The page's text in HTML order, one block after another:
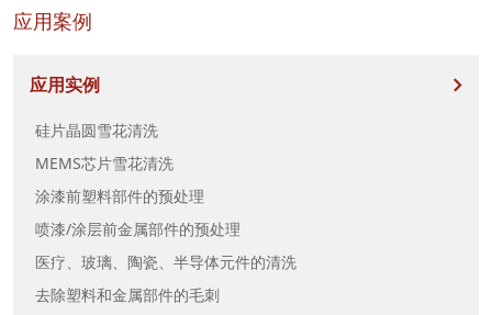
应用案例
应用实例
硅片晶圆雪花清洗
MEMS芯片雪花清洗
涂漆前塑料部件的预处理
喷漆/涂层前金属部件的预处理
医疗、玻璃、陶瓷、半导体元件的清洗
去除塑料和金属部件的毛刺